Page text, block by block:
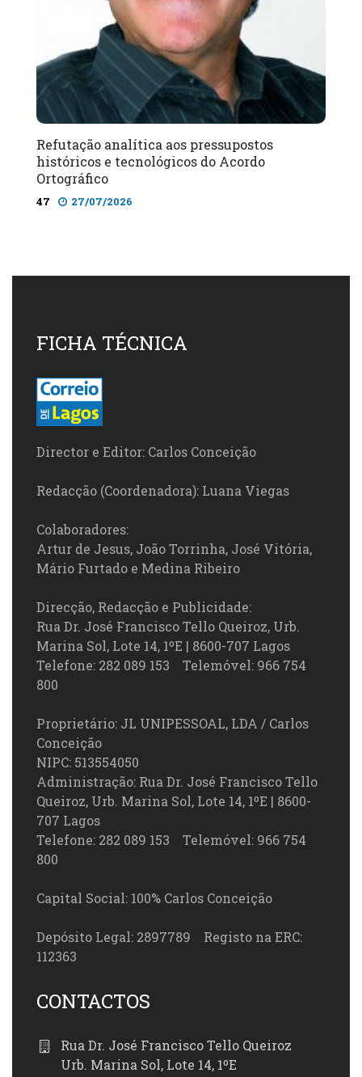
Refutação analítica aos pressupostos
históricos e tecnológicos do Acordo
Ortográfico
47 27/07/2026
FICHA TÉCNICA
Director e Editor: Carlos Conceição
Redacção (Coordenadora): Luana Viegas
Colaboradores:
Artur de Jesus, João Torrinha, José Vitória,
Mário Furtado e Medina Ribeiro
Direcção, Redacção e Publicidade:
Rua Dr. José Francisco Tello Queiroz, Urb.
Marina Sol, Lote 14, 1ºE | 8600-707 Lagos
Telefone: 282 089 153 Telemóvel: 966 754
800
Proprietário: JL UNIPESSOAL, LDA / Carlos
Conceição
NIPC: 513554050
Administração: Rua Dr. José Francisco Tello
Queiroz, Urb. Marina Sol, Lote 14, 1ºE | 8600-
707 Lagos
Telefone: 282 089 153 Telemóvel: 966 754
800
Capital Social: 100% Carlos Conceição
Depósito Legal: 2897789 Registo na ERC:
112363
CONTACTOS
Rua Dr. José Francisco Tello Queiroz
Urb. Marina Sol, Lote 14, 1ºE